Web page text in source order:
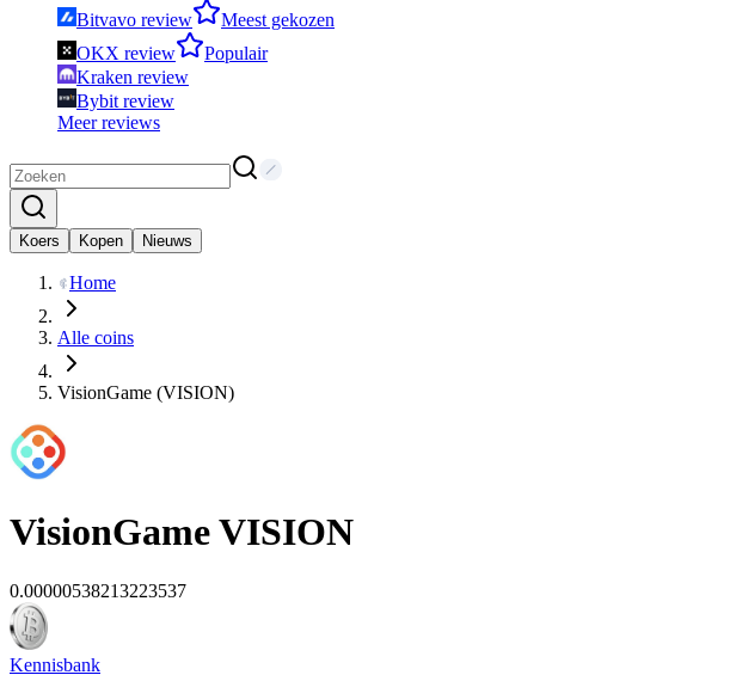
Bitvavo review
Meest gekozen
OKX review
Populair
Kraken review
Bybit review
Meer reviews
Koers Kopen Nieuws
Home
Alle coins
VisionGame (VISION)
VisionGameVISION
0.00000538213223537
Kennisbank